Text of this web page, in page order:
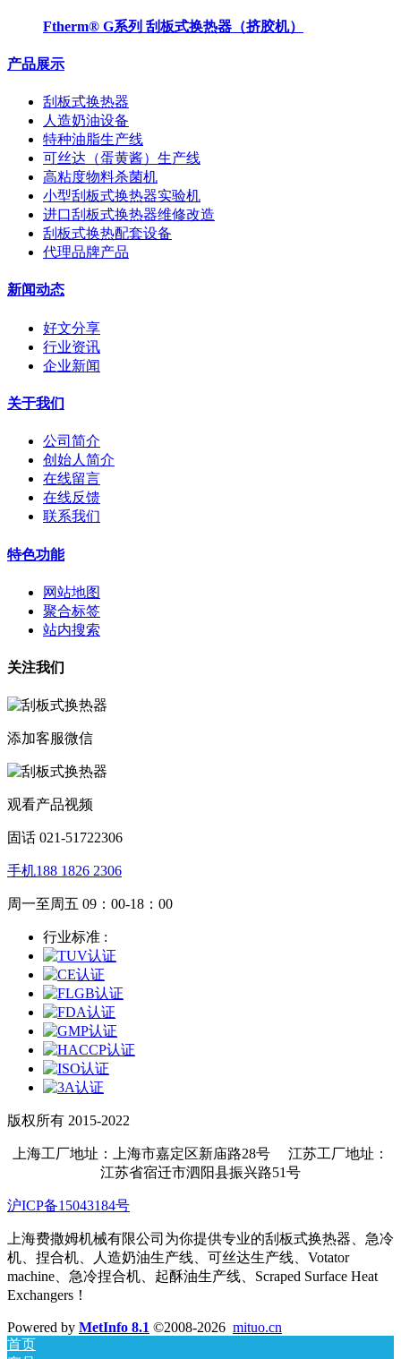
Ftherm® G系列 刮板式换热器（挤胶机）
产品展示
刮板式换热器
人造奶油设备
特种油脂生产线
可丝达（蛋黄酱）生产线
高粘度物料杀菌机
小型刮板式换热器实验机
进口刮板式换热器维修改造
刮板式换热配套设备
代理品牌产品
新闻动态
好文分享
行业资讯
企业新闻
关于我们
公司简介
创始人简介
在线留言
在线反馈
联系我们
特色功能
网站地图
聚合标签
站内搜索
关注我们
添加客服微信
观看产品视频
固话 021-51722306
手机188 1826 2306
周一至周五 09：00-18：00
行业标准 :
版权所有 2015-2022
上海工厂地址：上海市嘉定区新庙路28号 江苏工厂地址：
江苏省宿迁市泗阳县振兴路51号
沪ICP备15043184号
上海费撒姆机械有限公司为你提供专业的刮板式换热器、急冷
机、捏合机、人造奶油生产线、可丝达生产线、Votator
machine、急冷捏合机、起酥油生产线、Scraped Surface Heat
Exchangers！
Powered by MetInfo 8.1 ©2008-2026 mituo.cn
首页